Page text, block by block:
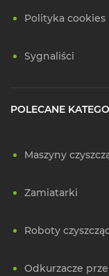
Polityka cookies
Sygnaliści
POLECANE
Maszyny
Zamiatarki
Roboty
Odkurzacze